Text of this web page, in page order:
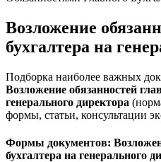
Возложение
бухгалтера на
Подборка наиболее важных
Возложение обязанностей
генерального директора
формы, статьи, консультации
Формы документов:
бухгалтера на генерального